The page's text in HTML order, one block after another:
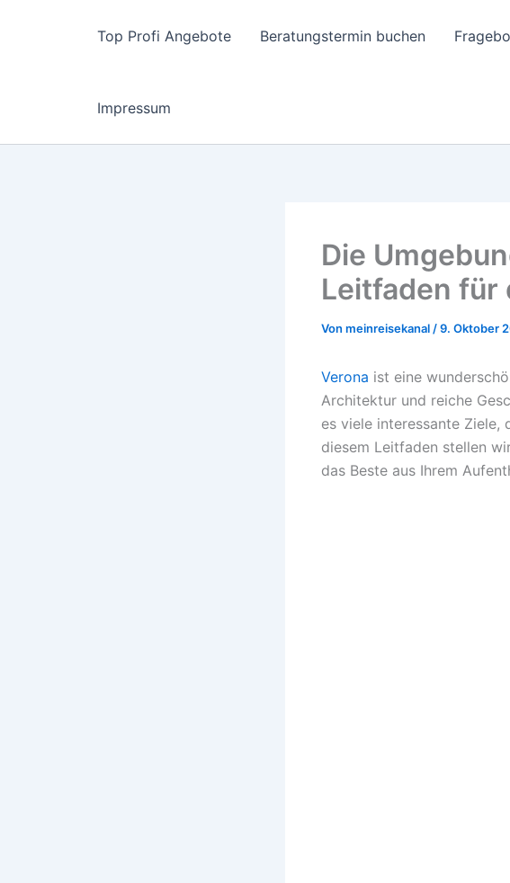
Top Profi Angebote Beratungstermin buchen
Impressum
Die
Leitfaden für
Von meinreisekanal /9. Oktober
Verona ist eine
Architektur und reiche
es viele interessante Ziele,
diesem Leitfaden stellen
das Beste aus Ihrem